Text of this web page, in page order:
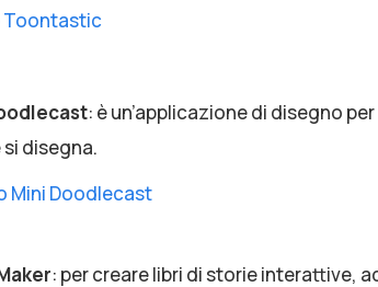
Toontastic
: è un’applicazione di disegno
disegna.
Mini Doodlecast
: per creare libri di storie interattive,